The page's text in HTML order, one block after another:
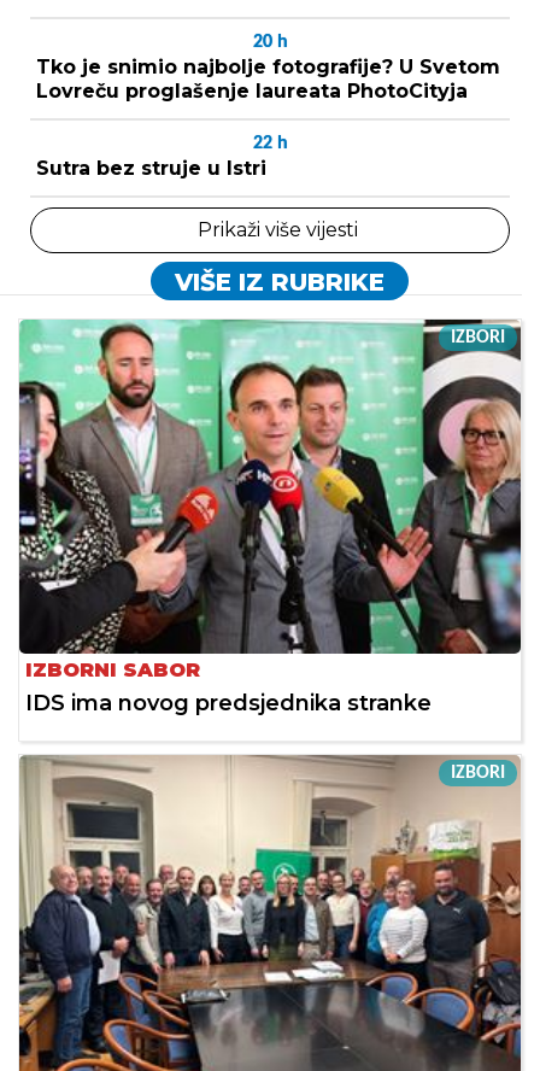
20 h
Tko je snimio najbolje fotografije? U Svetom
Lovreču proglašenje laureata PhotoCityja
22 h
Sutra bez struje u Istri
Prikaži više vijesti
VIŠE IZ RUBRIKE
IZBORI
IZBORNI SABOR
IDS ima novog predsjednika stranke
IZBORI